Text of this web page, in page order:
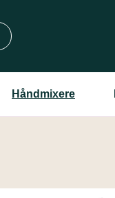
Håndmixere